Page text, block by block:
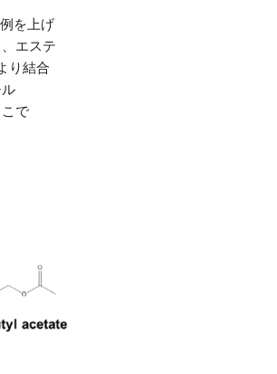
を上げ
エステ
り結合
で